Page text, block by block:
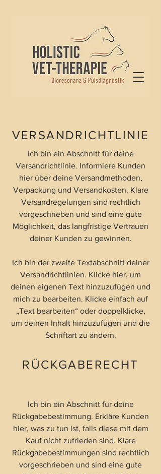
VERSANDRICHTLINIE
Ich bin ein Abschnitt für deine
Versandrichtlinie. Informiere Kunden
hier über deine Versandmethoden,
Verpackung und Versandkosten. Klare
Versandregelungen sind rechtlich
vorgeschrieben und sind eine gute
Möglichkeit, das langfristige Vertrauen
deiner Kunden zu gewinnen.
Ich bin der zweite Textabschnitt deiner
Versandrichtlinien. Klicke hier, um
deinen eigenen Text hinzuzufügen und
mich zu bearbeiten. Klicke einfach auf
„Text bearbeiten“ oder doppelklicke,
um deinen Inhalt hinzuzufügen und die
Schriftart zu ändern.
RÜCKGABERECHT
Ich bin ein Abschnitt für deine
Rückgabebestimmung. Erkläre Kunden
hier, was zu tun ist, falls diese mit dem
Kauf nicht zufrieden sind. Klare
Rückgabebestimmungen sind rechtlich
vorgeschrieben und sind eine gute